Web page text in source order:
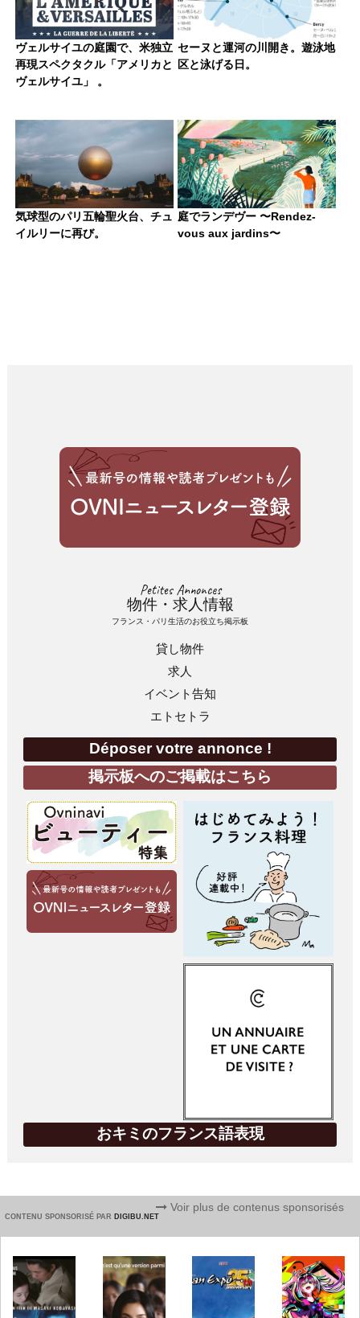
ヴェルサイユの庭園で、米独立
再現スペクタクル「アメリカと
ヴェルサイユ」 。
セーヌと運河の川開き。遊泳地
区と泳げる日。
気球型のパリ五輪聖火台、チュ
イルリーに再び。
庭でランデヴー 〜Rendez-
vous aux jardins〜
Petites Annonces
物件・求人情報
フランス・パリ生活のお役立ち掲示板
貸し物件
求人
イベント告知
エトセトラ
Déposer votre annonce !
掲示板へのご掲載はこちら
おキミのフランス語表現
CONTENU SPONSORISÉ PAR DIGIBU.NET
Voir plus de contenus sponsorisés